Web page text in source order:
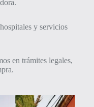
y servicios
en trámites legales,